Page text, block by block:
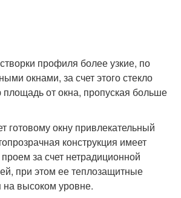
профиля более узкие, по
окнами, за счет этого стекло
от окна, пропуская больше
готовому окну привлекательный
конструкция имеет
за счет нетрадиционной
при этом ее теплозащитные
на высоком уровне.